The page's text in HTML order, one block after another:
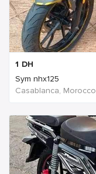
1 DH
Sym nhx125
Casablanca, Morocco